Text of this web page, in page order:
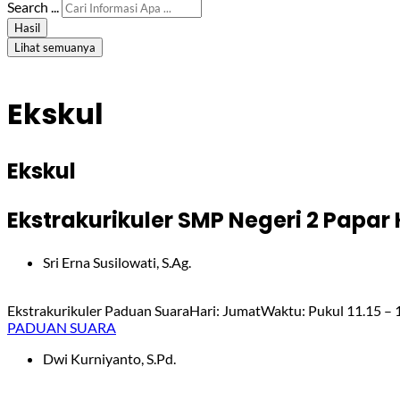
Search ...
Hasil
Lihat semuanya
Ekskul
Ekskul
Ekstrakurikuler SMP Negeri 2 Papar
Sri Erna Susilowati, S.Ag.
Ekstrakurikuler Paduan SuaraHari: JumatWaktu: Pukul 11.15 –
PADUAN SUARA
Dwi Kurniyanto, S.Pd.